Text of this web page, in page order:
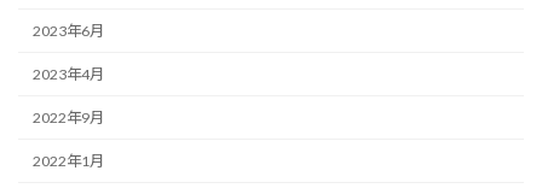
2023年6月
2023年4月
2022年9月
2022年1月